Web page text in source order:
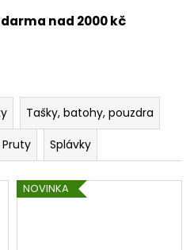
nad 2000 kč
Tašky, batohy, pouzdra
Pruty Splávky
NOVINKA